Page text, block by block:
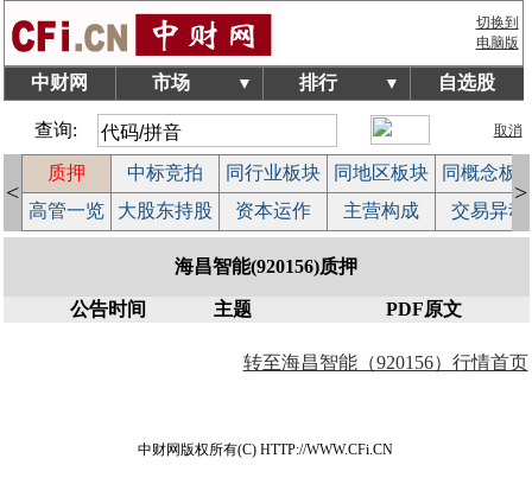
切换到
电脑版
中财网 市场 ▼ 排行 ▼ 自选股
查询: 取消
<
质押 中标竞拍 同行业板块 同地区板块
同概念板
高管一览 大股东持股 资本运作 主营构成 交易异动
>
海昌智能(920156)质押
公告时间 主题 PDF原文
转至海昌智能（920156）行情首页
中财网版权所有(C) HTTP://WWW.CFi.CN